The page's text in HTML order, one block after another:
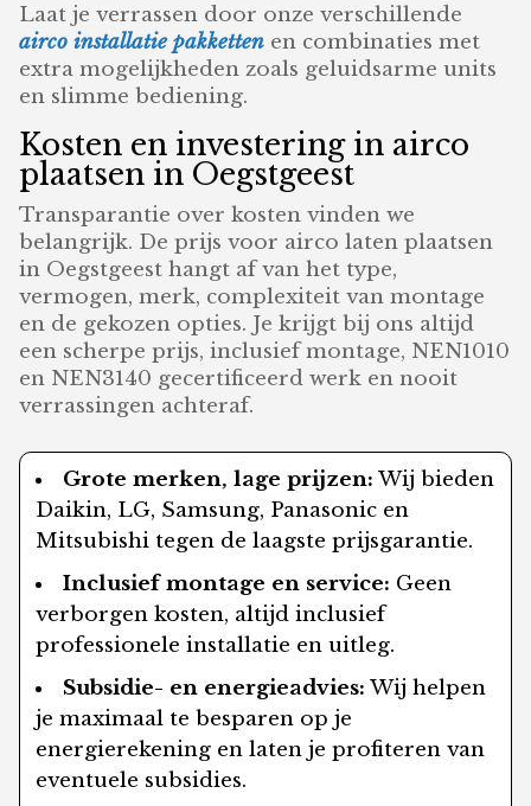
Laat je verrassen door onze verschillende
airco installatie pakketten en combinaties met
extra mogelijkheden zoals geluidsarme units
en slimme bediening.
Kosten en investering in airco
plaatsen in Oegstgeest
Transparantie over kosten vinden we
belangrijk. De prijs voor airco laten plaatsen
in Oegstgeest hangt af van het type,
vermogen, merk, complexiteit van montage
en de gekozen opties. Je krijgt bij ons altijd
een scherpe prijs, inclusief montage, NEN1010
en NEN3140 gecertificeerd werk en nooit
verrassingen achteraf.
Grote merken, lage prijzen: Wij bieden
Daikin, LG, Samsung, Panasonic en
Mitsubishi tegen de laagste prijsgarantie.
Inclusief montage en service: Geen
verborgen kosten, altijd inclusief
professionele installatie en uitleg.
Subsidie- en energieadvies: Wij helpen
je maximaal te besparen op je
energierekening en laten je profiteren van
eventuele subsidies.